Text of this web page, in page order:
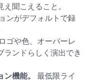
聞こえること。
ンがデフォルトで録
ロゴや色、オーバーレ
ランドらしく演出でき
機能。
最低限ライ